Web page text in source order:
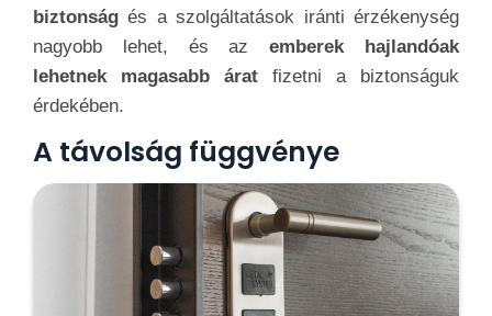
biztonságés a szolgáltatások iránti érzékenység
nagyobb lehet, és azemberek hajlandóak
lehetnek magasabb árat fizetni a biztonságuk
érdekében.
A távolság függvénye